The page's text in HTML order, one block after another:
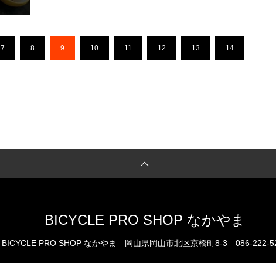
7 8 9 10 11 12 13 14
BICYCLE PRO SHOP なかやま
BICYCLE PRO SHOP なかやま 岡山県岡山市北区京橋町8-3 086-222-